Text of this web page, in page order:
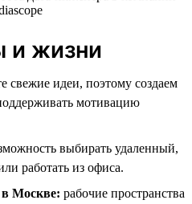
и жизни
свежие идеи, поэтому создаем
мотивацию
выбирать удаленный,
работать из офиса.
Москве: рабочие пространства